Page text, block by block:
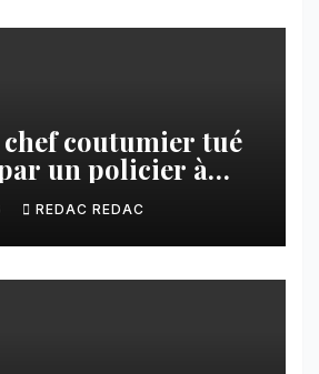
chef coutumier tué
un policier à
la tension monte
REDAC REDAC